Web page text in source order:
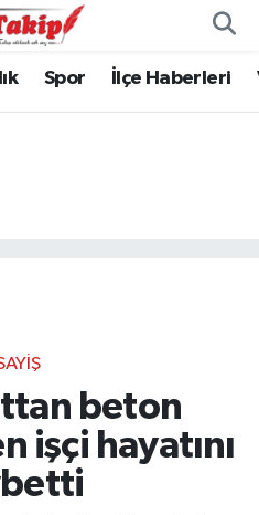
Spor İlçe Haberleri
beton
işçi hayatını